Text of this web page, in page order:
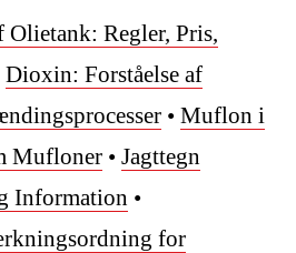
Regler, Pris,
Dioxin: Forståelse af
• Muflon i
Mufloner • Jagttegn
Information •
for